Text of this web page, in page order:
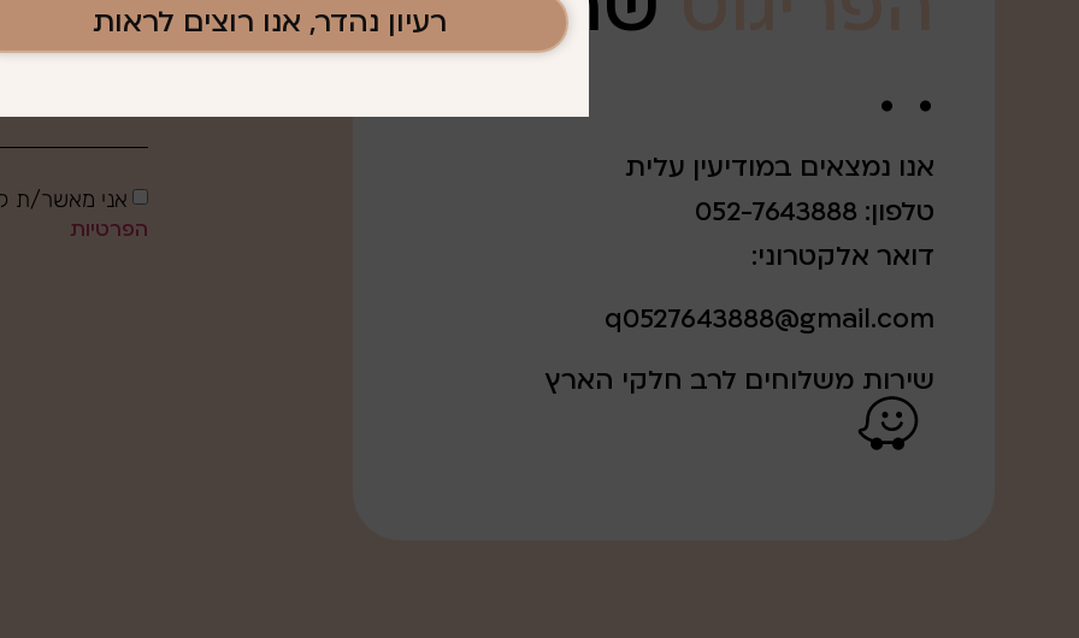
. .
אנו נמצאים במודיעין עלית
טלפון: 052-7643888
דואר אלקטרוני:
q0527643888@gmail.com
שירות משלוחים לרב חלקי הארץ
אני מאשר/ת
הפרטיות
רעיון נהדר, אנו רוצים לראות